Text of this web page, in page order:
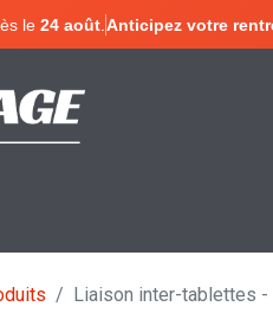
le 24 août. Anticipez votre
Liaison inter-tablettes -